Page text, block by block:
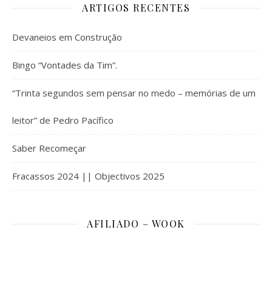
ARTIGOS RECENTES
Devaneios em Construção
Bingo “Vontades da Tim”.
“Trinta segundos sem pensar no medo – memórias de um
leitor” de Pedro Pacífico
Saber Recomeçar
Fracassos 2024 || Objectivos 2025
AFILIADO – WOOK